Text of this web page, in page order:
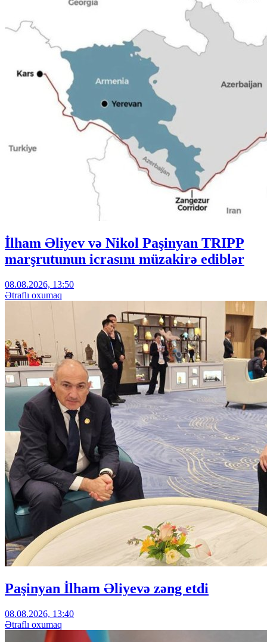
İlham Əliyev və Nikol Paşinyan TRIPP
marşrutunun icrasını müzakirə ediblər
08.08.2026, 13:50
Ətraflı oxumaq
Paşinyan İlham Əliyevə zəng etdi
08.08.2026, 13:40
Ətraflı oxumaq